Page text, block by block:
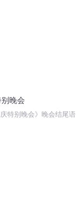
晚会
庆特别晚会》晚会结尾语